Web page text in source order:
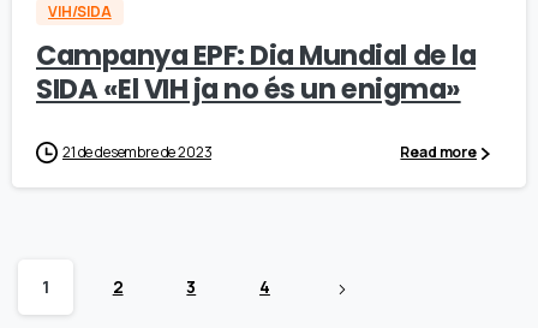
VIH/SIDA
Campanya EPF: Dia Mundial de la
SIDA «El VIH ja no és un enigma»
21 de desembre de 2023 Read more
1 2 3 4